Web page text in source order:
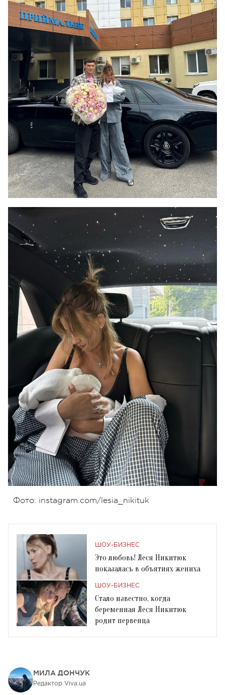
Фото: instagram.com/lesia_nikituk
ШОУ-БИЗНЕС
Это любовь! Леся Никитюк
показалась в объятиях жениха
ШОУ-БИЗНЕС
Стало известно, когда
беременная Леся Никитюк
родит первенца
МИЛА ДОНЧУК
Редактор Viva.ua